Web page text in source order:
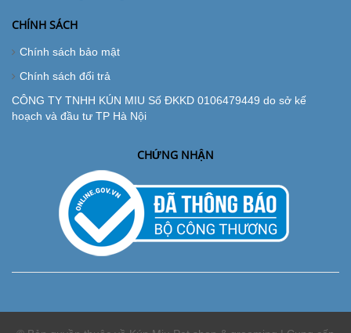
CHÍNH SÁCH
Chính sách bảo mật
Chính sách đổi trả
CÔNG TY TNHH KÚN MIU Số ĐKKD 0106479449 do sở kế
hoạch và đầu tư TP Hà Nội
CHỨNG NHẬN